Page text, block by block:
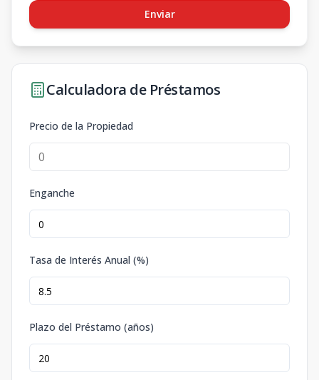
Enviar
Calculadora de Préstamos
Precio de la Propiedad
Enganche
Tasa de Interés Anual (%)
Plazo del Préstamo (años)